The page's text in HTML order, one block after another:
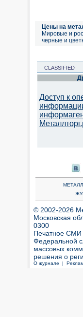
Цены на
Мировые и
черные и
CLASSIFIED
Доступ к
© 2002-2026
Московская
0300
Печатное СМИ
Федеральной
массовых
решения о
О журнале |